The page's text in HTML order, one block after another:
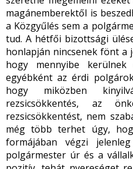
magánemberektől is
a Közgyűlés sem a
tud. A hétfői bizottsági
honlapján nincsenek fönt a
hogy mennyibe
egyébként az érdi
hogy miközben
rezsicsökkentés, az
rezsicsökkentést, nem
még több terhet úgy,
formájában végzi
polgármester úr és a